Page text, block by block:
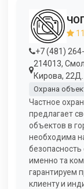
+7 (481)
214013,
Кирова, 22Д.
Охрана
Частное
предлагает
объектов в
необходима
безопасность
именно та
гарантируем
клиенту и